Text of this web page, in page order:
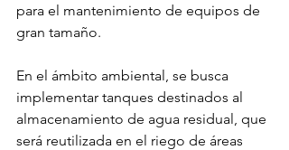
para el mantenimiento de equipos de
gran tamaño.
En el ámbito ambiental, se busca
implementar tanques destinados al
almacenamiento de agua residual, que
será reutilizada en el riego de áreas